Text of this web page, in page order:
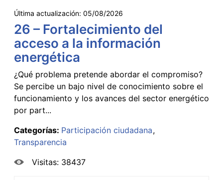
Última actualización: 05/08/2026
26 – Fortalecimiento del
acceso a la información
energética
¿Qué problema pretende abordar el compromiso?
Se percibe un bajo nivel de conocimiento sobre el
funcionamiento y los avances del sector energético
por part...
Categorías: Participación ciudadana
Transparencia
Visitas: 38437